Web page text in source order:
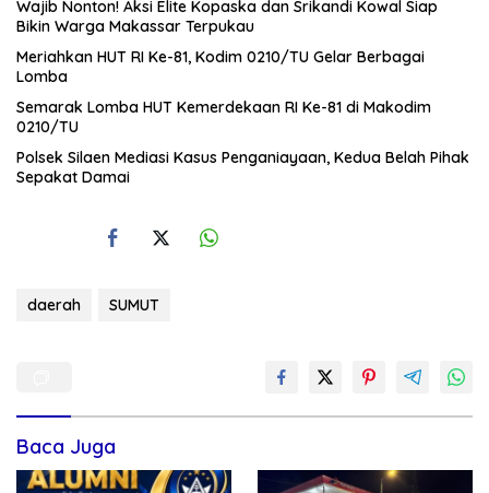
Wajib Nonton! Aksi Elite Kopaska dan Srikandi Kowal Siap
Bikin Warga Makassar Terpukau
Meriahkan HUT RI Ke-81, Kodim 0210/TU Gelar Berbagai
Lomba
Semarak Lomba HUT Kemerdekaan RI Ke-81 di Makodim
0210/TU
Polsek Silaen Mediasi Kasus Penganiayaan, Kedua Belah Pihak
Sepakat Damai
daerah SUMUT
Baca Juga